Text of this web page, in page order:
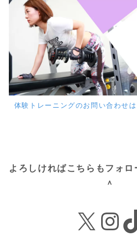
体験トレーニングのお問い合わせ
よろしければこちらもフォロ
＾
X